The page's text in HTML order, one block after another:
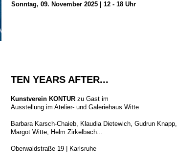
Sonntag, 09. November 2025 | 12 - 18 Uhr
TEN YEARS AFTER...
Kunstverein KONTUR zu Gast im
Ausstellung im Atelier- und Galeriehaus Witte
Barbara Karsch-Chaieb, Klaudia Dietewich, Gudrun Knapp,
Margot Witte, Helm Zirkelbach...
Oberwaldstraße 19 | Karlsruhe